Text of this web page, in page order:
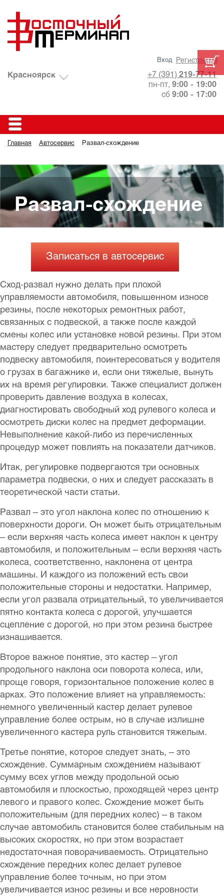
Вход Регистрация
+7 (391) ‎219-77-11
пн-пт, 9:00 - 19:00
сб 9:00 - 17:00
Красноярск
Главная Автосервис Развал-схождение
Развал-схождение
Записаться в автосервис
Сход-развал нужно делать при плохой
управляемости автомобиля, повышенном износе
резины, после некоторых ремонтных работ,
связанных с подвеской, а также после каждой
смены колес или установке новой резины. При этом
мастеру следует предварительно осмотреть
подвеску автомобиля, поинтересоваться у водителя
о грузах в багажнике и, если они тяжелые, вынуть
их на время регулировки. Также специалист должен
проверить давление воздуха в колесах,
диагностировать свободный ход рулевого колеса и
осмотреть диски колес на предмет деформации.
Невыполнение какой-либо из перечисленных
процедур может повлиять на показатели датчиков.
Итак, регулировке подвергаются три основных
параметра подвески, о них и следует рассказать в
теоретической части статьи.
Развал – это угол наклона колес по отношению к
поверхности дороги. Он может быть отрицательным
– если верхняя часть колеса имеет наклон к центру
автомобиля, и положительным – если верхняя часть
колеса, соответственно, наклонена от центра
машины. И каждого из положений есть свои
положительные стороны и недостатки. Например,
если угол развала отрицательный, то увеличивается
пятно контакта колеса с дорогой, улучшается
сцепление с дорогой, но при этом резина быстрее
изнашивается.
Второе важное понятие, это кастер – угол
продольного наклона оси поворота колеса, или,
проще говоря, горизонтальное положение колес в
арках. Это положение влияет на управляемость:
немного увеличенный кастер делает рулевое
управление более острым, но в случае излишне
увеличенного кастера руль становится тяжелым.
Третье понятие, которое следует знать, – это
схождение. Суммарным схождением называют
сумму всех углов между продольной осью
автомобиля и плоскостью, проходящей через центр
левого и правого колес. Схождение может быть
положительным (для передних колес) – в таком
случае автомобиль становится более стабильным на
высоких скоростях, но при этом возрастает
недостаточная поворачиваемость. Отрицательно
схождение передних колес делает рулевое
управление более точным, но при этом
увеличивается износ резины и все неровности